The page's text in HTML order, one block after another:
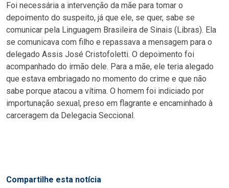
Foi necessária a intervenção da mãe para tomar o
depoimento do suspeito, já que ele, se quer, sabe se
comunicar pela Linguagem Brasileira de Sinais (Libras). Ela
se comunicava com filho e repassava a mensagem para o
delegado Assis José Cristofoletti. O depoimento foi
acompanhado do irmão dele. Para a mãe, ele teria alegado
que estava embriagado no momento do crime e que não
sabe porque atacou a vítima. O homem foi indiciado por
importunação sexual, preso em flagrante e encaminhado à
carceragem da Delegacia Seccional.
Compartilhe esta notícia